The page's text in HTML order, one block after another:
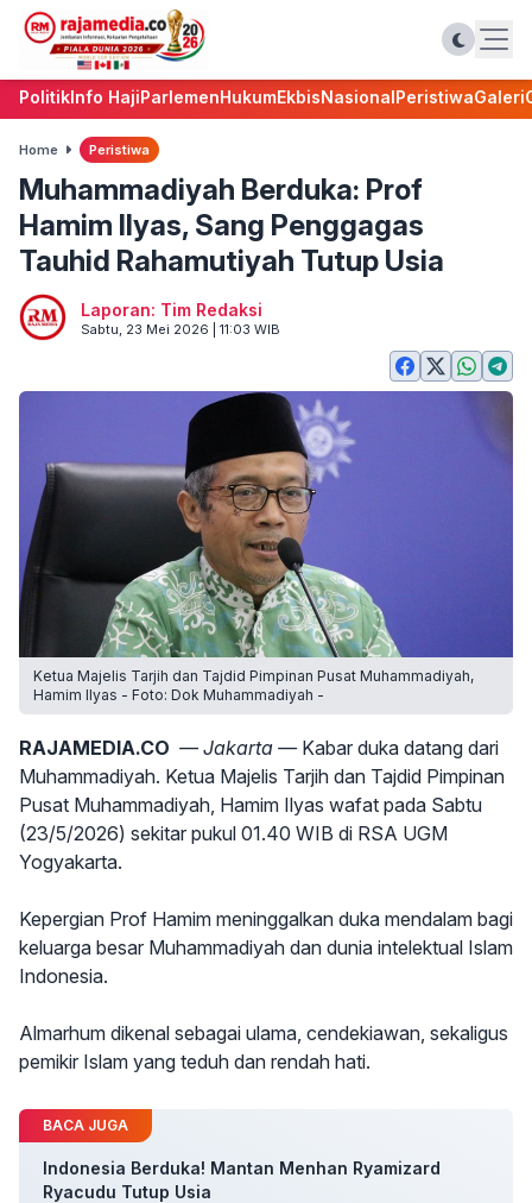
PolitikInfo HajiParlemenHukumEkbisNasionalPeristiwaGaleri
Home Peristiwa
Muhammadiyah Berduka: Prof
Hamim Ilyas, Sang Penggagas
Tauhid Rahamutiyah Tutup Usia
Laporan: Tim Redaksi
Sabtu, 23 Mei 2026 | 11:03 WIB
Ketua Majelis Tarjih dan Tajdid Pimpinan Pusat Muhammadiyah,
Hamim Ilyas - Foto: Dok Muhammadiyah -
RAJAMEDIA.CO — Jakarta — Kabar duka datang dari
Muhammadiyah. Ketua Majelis Tarjih dan Tajdid Pimpinan
Pusat Muhammadiyah, Hamim Ilyas wafat pada Sabtu
(23/5/2026) sekitar pukul 01.40 WIB di RSA UGM
Yogyakarta.
Kepergian Prof Hamim meninggalkan duka mendalam bagi
keluarga besar Muhammadiyah dan dunia intelektual Islam
Indonesia.
Almarhum dikenal sebagai ulama, cendekiawan, sekaligus
pemikir Islam yang teduh dan rendah hati.
BACA JUGA
Indonesia Berduka! Mantan Menhan Ryamizard
Ryacudu Tutup Usia